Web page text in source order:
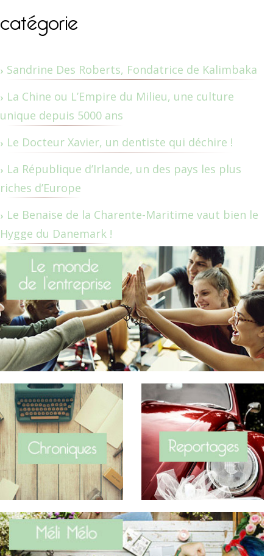
catégorie
Sandrine Des Roberts, Fondatrice de Kalimbaka
La Chine ou L’Empire du Milieu, une culture
unique depuis 5000 ans
Le Docteur Xavier, un dentiste qui déchire !
La République d’Irlande, un des pays les plus
riches d’Europe
Le Benaise de la Charente-Maritime vaut bien le
Hygge du Danemark !